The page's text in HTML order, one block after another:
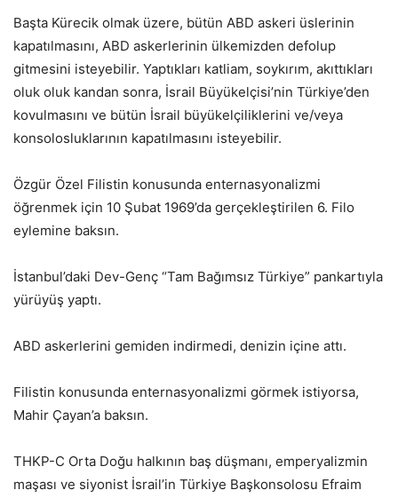
Başta Kürecik olmak üzere, bütün ABD askeri üslerinin
kapatılmasını, ABD askerlerinin ülkemizden defolup
gitmesini isteyebilir. Yaptıkları katliam, soykırım, akıttıkları
oluk oluk kandan sonra, İsrail Büyükelçisi’nin Türkiye’den
kovulmasını ve bütün İsrail büyükelçiliklerini ve/veya
konsolosluklarının kapatılmasını isteyebilir.
Özgür Özel Filistin konusunda enternasyonalizmi
öğrenmek için 10 Şubat 1969’da gerçekleştirilen 6. Filo
eylemine baksın.
İstanbul’daki Dev-Genç “Tam Bağımsız Türkiye” pankartıyla
yürüyüş yaptı.
ABD askerlerini gemiden indirmedi, denizin içine attı.
Filistin konusunda enternasyonalizmi görmek istiyorsa,
Mahir Çayan’a baksın.
THKP-C Orta Doğu halkının baş düşmanı, emperyalizmin
maşası ve siyonist İsrail’in Türkiye Başkonsolosu Efraim